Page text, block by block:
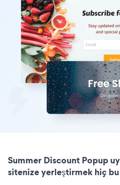
Summer Discount Popup
sitenize yerleştirmek hiç bu